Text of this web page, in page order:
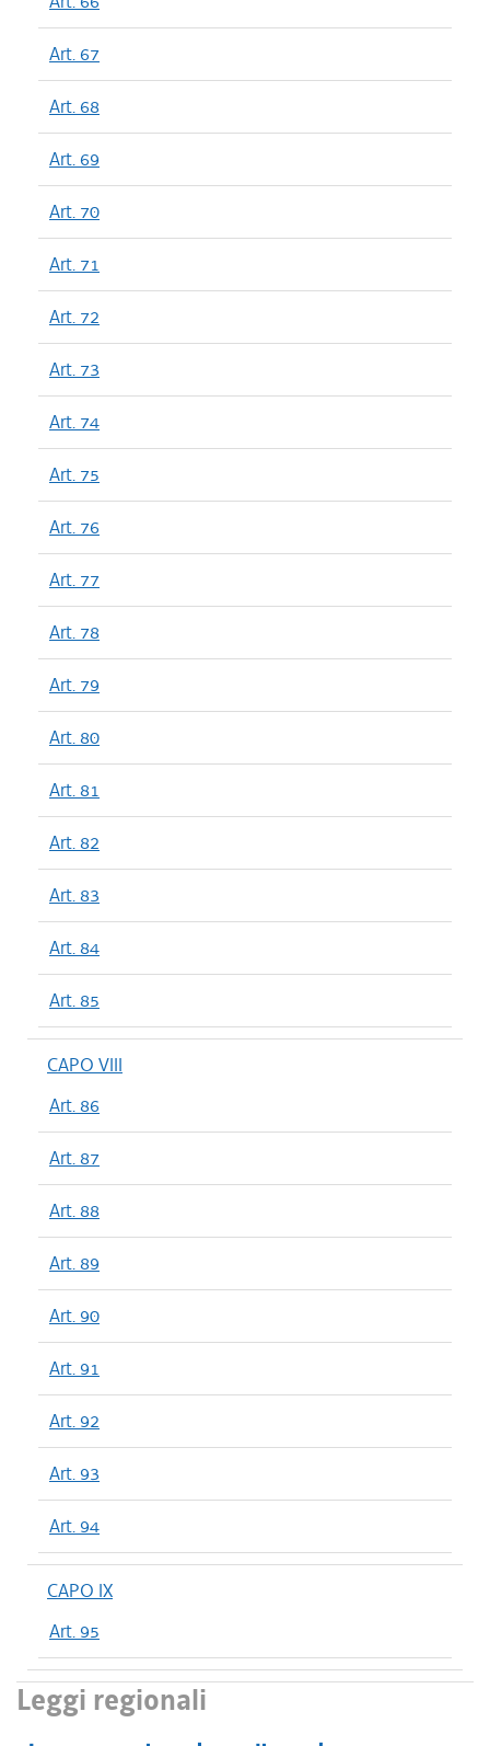
Art. 67
Art. 68
Art. 69
Art. 70
Art. 71
Art. 72
Art. 73
Art. 74
Art. 75
Art. 76
Art. 77
Art. 78
Art. 79
Art. 80
Art. 81
Art. 82
Art. 83
Art. 84
Art. 85
CAPO VIII
Art. 86
Art. 87
Art. 88
Art. 89
Art. 90
Art. 91
Art. 92
Art. 93
Art. 94
CAPO IX
Art. 95
Leggi regionali